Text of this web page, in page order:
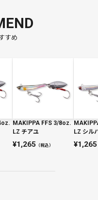
すめ
MAKIPPA FFS 3/8oz.
LZ チアユ
1,265（税込）
LZ シル
1,265